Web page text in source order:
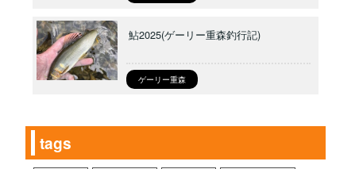
鮎2025(ゲーリー重森釣行記)
ゲーリー重森
tags